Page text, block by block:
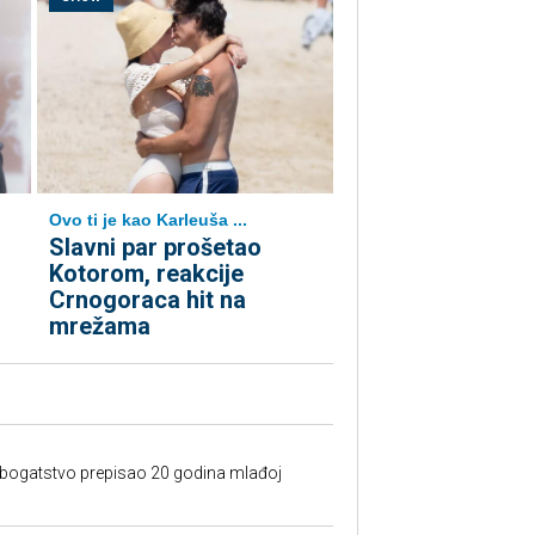
Ovo ti je kao Karleuša ...
Slavni par prošetao
Kotorom, reakcije
Crnogoraca hit na
mrežama
prepisao 20 godina mlađoj